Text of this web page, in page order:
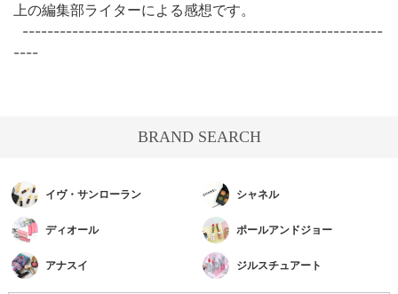
上の編集部ライターによる感想です。
----------------------------------------------------------
----
BRAND SEARCH
イヴ・サンローラン シャネル
ディオール ポールアンドジョー
アナスイ ジルスチュアート